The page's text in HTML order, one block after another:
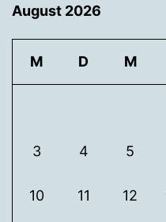
August 2026
M D M
3 4 5
10 11 12